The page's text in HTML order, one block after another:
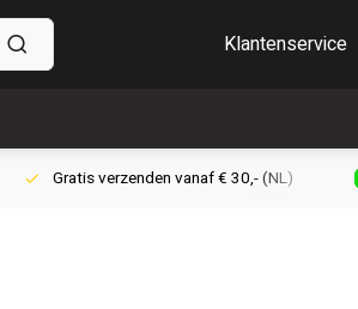
Klantenservice
Gratis verzenden vanaf € 30,- (NL)